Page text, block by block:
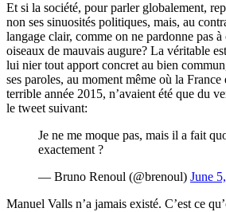
Et si la société, pour parler globalement,
non ses sinuosités politiques, mais, au
langage clair, comme on ne pardonne pas à
oiseaux de mauvais augure? La véritable
lui nier tout apport concret au bien
ses paroles, au moment même où la France
terrible année 2015, n’avaient été que du
le tweet suivant:
Je ne me moque pas, mais il a fait
exactement ?
— Bruno Renoul (@brenoul) June
Manuel Valls n’a jamais existé. C’est ce